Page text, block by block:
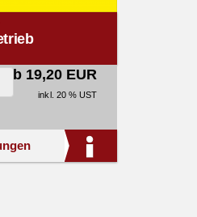
ab 19,20 EUR
inkl. 20 % UST